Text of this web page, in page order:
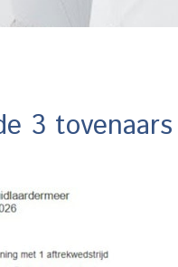
3 tovenaars